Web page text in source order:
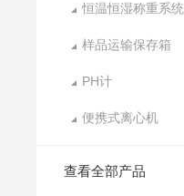
恒温恒湿称重系统
样品运输保存箱
PH计
便携式离心机
查看全部产品